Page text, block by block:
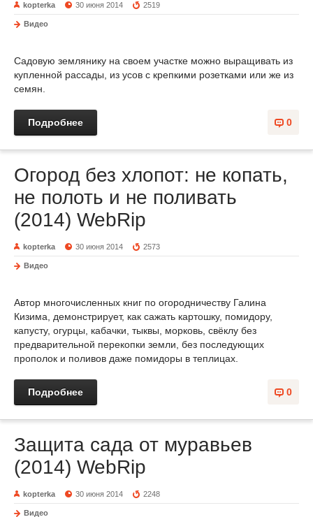
kopterka 30 июня 2014 2519
Видео
Садовую землянику на своем участке можно выращивать из
купленной рассады, из усов с крепкими розетками или же из
семян.
0
Подробнее
Огород без хлопот: не копать,
не полоть и не поливать
(2014) WebRip
kopterka 30 июня 2014 2573
Видео
Автор многочисленных книг по огородничеству Галина
Кизима, демонстрирует, как сажать картошку, помидору,
капусту, огурцы, кабачки, тыквы, морковь, свёклу без
предварительной перекопки земли, без последующих
прополок и поливов даже помидоры в теплицах.
0
Подробнее
Защита сада от муравьев
(2014) WebRip
kopterka 30 июня 2014 2248
Видео